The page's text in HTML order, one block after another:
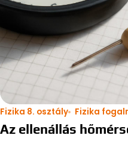
Fizika 8. osztály Fizika
Az ellenállás